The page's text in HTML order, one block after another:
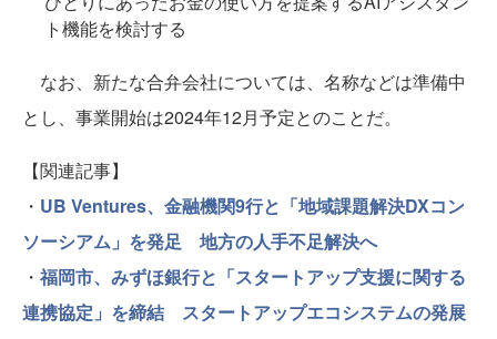
ト機能を検討する
なお、新たな合弁会社については、名称などは準備中
とし、事業開始は2024年12月予定とのことだ。
【関連記事】
・ UB Ventures、金融機関9行と「地域課題解決DXコン
ソーシアム」を発足 地方の人手不足解決へ
・ 福岡市、みずほ銀行と「スタートアップ支援に関する
連携協定」を締結 スタートアップエコシステムの発展